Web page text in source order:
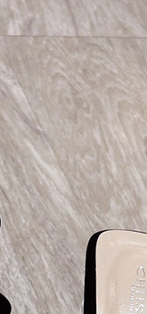
※ 請注意：結帳手續完成
絡購買商品的店家。未經
先享後付繳納相關費用。
※ 交易是否成功請以「
是否繳費成功／繳費後需
付客戶支援中心」
https://
【注意事項】
１．透過由恩沛科技股份
交易，需依本服務之必要
求債權轉讓予恩沛科技股
２．關於個人資料處理事
https://aftee.tw/terms/
３．未成年的使用者請事
「AFTEE先享後付」，若
任。
４．使用「AFTEE先享後
即時審查核予不同之上限
結果請求用戶進行身份認證
7-11貨到付款
每筆NT$60，滿
付款後7-11取貨
每筆NT$60，滿
郵局宅配
每筆NT$70，滿
郵局貨到付款
每筆NT$100，滿
黑貓貨到付款
每筆NT$120，滿